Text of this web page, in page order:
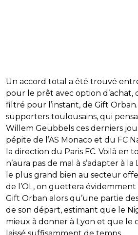
Un accord total a été trouvé
pour le prêt avec option d’achat,
filtré pour l’instant, de Gift
supporters toulousains, qui
Willem Geubbels ces derniers
pépite de l’AS Monaco et du FC
la direction du Paris FC. Voilà en
n’aura pas de mal à s’adapter à
le plus grand bien au secteur
de l’OL, on guettera
Gift Orban alors qu’une partie
de son départ, estimant que le
mieux à donner à Lyon et que le